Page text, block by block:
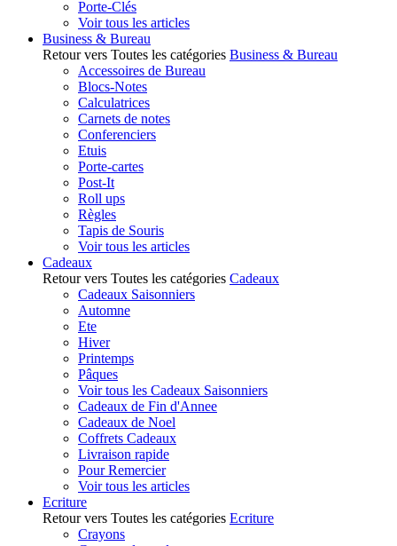
Porte-Clés
Voir tous les articles
Business & Bureau
Retour vers Toutes les catégories Business & Bureau
Accessoires de Bureau
Blocs-Notes
Calculatrices
Carnets de notes
Conferenciers
Etuis
Porte-cartes
Post-It
Roll ups
Règles
Tapis de Souris
Voir tous les articles
Cadeaux
Retour vers Toutes les catégories Cadeaux
Cadeaux Saisonniers
Automne
Ete
Hiver
Printemps
Pâques
Voir tous les Cadeaux Saisonniers
Cadeaux de Fin d'Annee
Cadeaux de Noel
Coffrets Cadeaux
Livraison rapide
Pour Remercier
Voir tous les articles
Ecriture
Retour vers Toutes les catégories Ecriture
Crayons